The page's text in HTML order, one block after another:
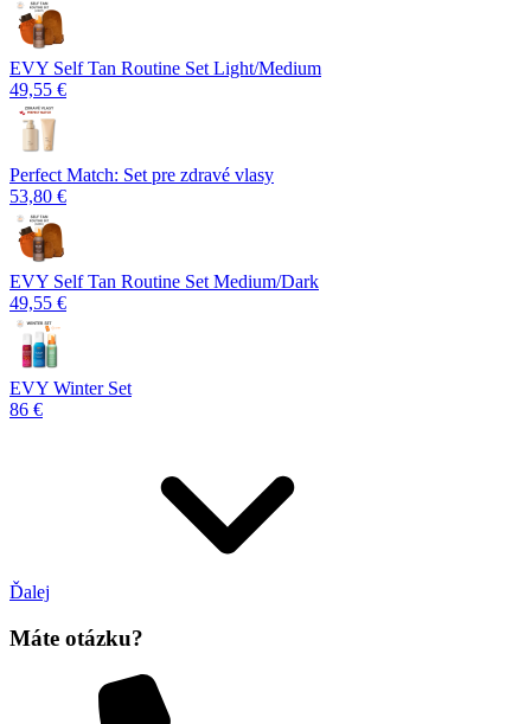
EVY Self Tan Routine Set Light/Medium
49,55 €
Perfect Match: Set pre zdravé vlasy
53,80 €
EVY Self Tan Routine Set Medium/Dark
49,55 €
EVY Winter Set
86 €
Ďalej
Máte otázku?